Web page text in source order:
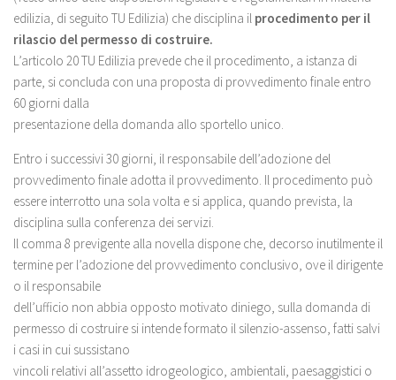
edilizia, di seguito TU Edilizia) che disciplina il procedimento per il
rilascio del permesso di costruire.
L’articolo 20 TU Edilizia prevede che il procedimento, a istanza di
parte, si concluda con una proposta di provvedimento finale entro
60 giorni dalla
presentazione della domanda allo sportello unico.
Entro i successivi 30 giorni, il responsabile dell’adozione del
provvedimento finale adotta il provvedimento. Il procedimento può
essere interrotto una sola volta e si applica, quando prevista, la
disciplina sulla conferenza dei servizi.
Il comma 8 previgente alla novella dispone che, decorso inutilmente il
termine per l’adozione del provvedimento conclusivo, ove il dirigente
o il responsabile
dell’ufficio non abbia opposto motivato diniego, sulla domanda di
permesso di costruire si intende formato il silenzio-assenso, fatti salvi
i casi in cui sussistano
vincoli relativi all’assetto idrogeologico, ambientali, paesaggistici o